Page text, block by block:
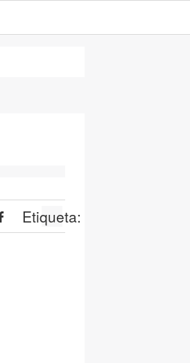
Etiqueta: